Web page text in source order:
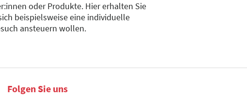
oder Produkte. Hier erhalten Sie
beispielsweise eine individuelle
ansteuern wollen.
Folgen Sie uns